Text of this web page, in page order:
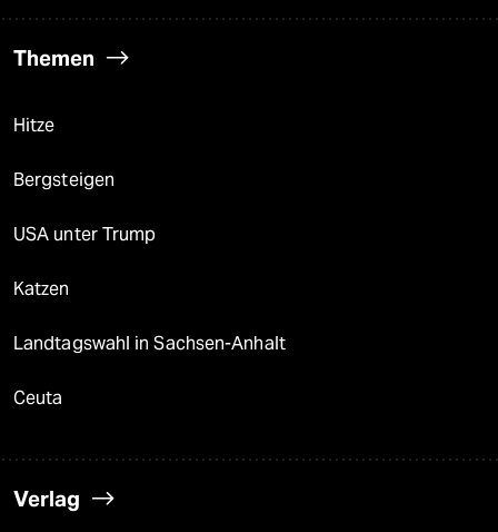
Themen
Hitze
Bergsteigen
USA unter Trump
Katzen
Landtagswahl in Sachsen-Anhalt
Ceuta
Verlag